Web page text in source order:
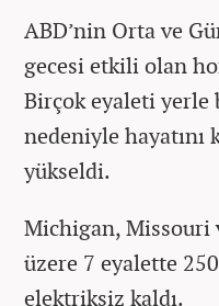
ABD’nin Orta ve
gecesi etkili olan
Birçok eyaleti
nedeniyle hayatını
yükseldi.
Michigan,
üzere 7 eyalette
elektriksiz kaldı.